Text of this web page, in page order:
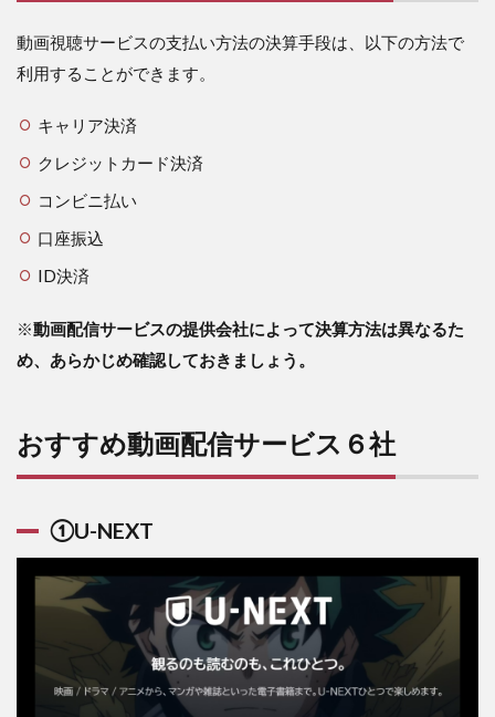
い
方
法
お
す
め
画
信
ー
ス
3.1
①U-
3.1.1
ット】
3.1.2
【デメ
ト】
動画視聴サービスの支払い方法の決算手段は、以下の方法で
利用することができます。
キャリア決済
クレジットカード決済
コンビニ払い
口座振込
ID決済
※動画配信サービスの提供会社によって決算方法は異なるた
め、あらかじめ確認しておきましょう。
おすすめ動画配信サービス６社
①U-NEXT